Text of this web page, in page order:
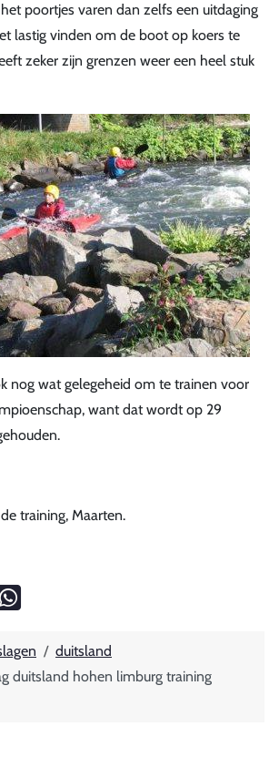
poortjes varen dan zelfs een uitdaging
lastig vinden om de boot op koers te
zeker zijn grenzen weer een heel stuk
nog wat gelegeheid om te trainen voor
want dat wordt op 29
training, Maarten.
duitsland
duitsland hohen limburg training